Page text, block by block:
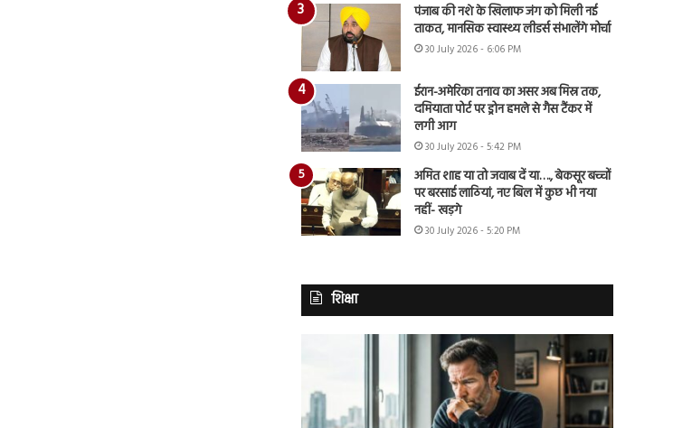
पंजाब की नशे के खिलाफ जंग को मिली नई
ताकत, मानसिक स्वास्थ्य लीडर्स संभालेंगे मोर्चा
30 July 2026 - 6:06 PM
ईरान-अमेरिका तनाव का असर अब मिस्र तक,
दमियाता पोर्ट पर ड्रोन हमले से गैस टैंकर में
लगी आग
30 July 2026 - 5:42 PM
अमित शाह या तो जवाब दें या…., बेकसूर बच्चों
पर बरसाई लाठियां, नए बिल में कुछ भी नया
नहीं- खड़गे
30 July 2026 - 5:20 PM
शिक्षा